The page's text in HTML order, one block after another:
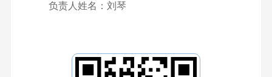
负责人姓名：刘琴